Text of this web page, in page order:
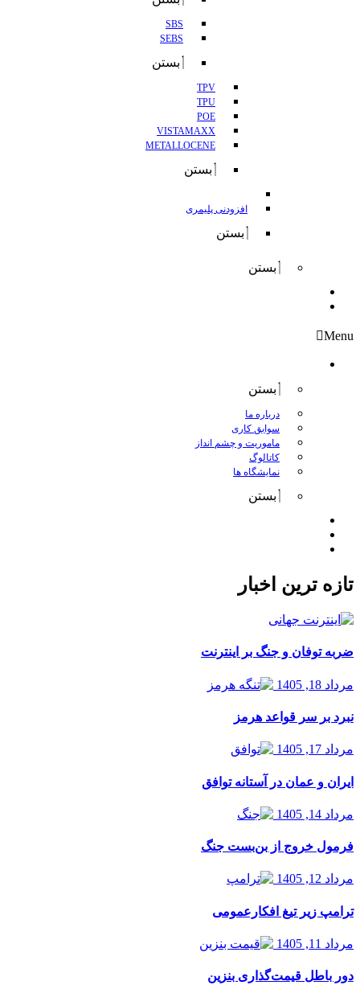
SBS
SEBS
بستن
TPV
TPU
POE
VISTAMAXX
METALLOCENE
بستن
افزودنی پلیمری
بستن
بستن
Menu
بستن
درباره ما
سوابق کاری
ماموریت و چشم انداز
کاتالوگ
نمایشگاه ها
بستن
تازه ترین اخبار
ضربه توفان و جنگ بر اینترنت
مرداد 18, 1405
نبرد بر سر قواعد هرمز
مرداد 17, 1405
ایران و عمان در آستانه توافق
مرداد 14, 1405
فرمول خروج از بن‌بست جنگ
مرداد 12, 1405
ترامپ زیر تیغ افکارعمومی
مرداد 11, 1405
دور باطل قیمت‌گذاری بنزین